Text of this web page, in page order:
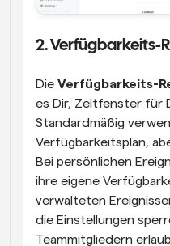
2. Verfügbarkeits-
Die Verfügbarkeits-
es Dir, Zeitfenster für
Standardmäßig
Verfügbarkeitsplan,
Bei persönlichen
ihre eigene
verwalteten
die Einstellungen
Teammitgliedern